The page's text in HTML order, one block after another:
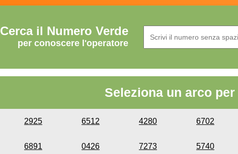
Cerca il Numero Verde
per conoscere l'operatore
Seleziona un arco
2925 6512 4280 6702
6891 0426 7273 5740